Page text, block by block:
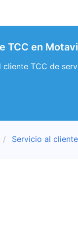
TCC en
cliente TCC de
Servicio al